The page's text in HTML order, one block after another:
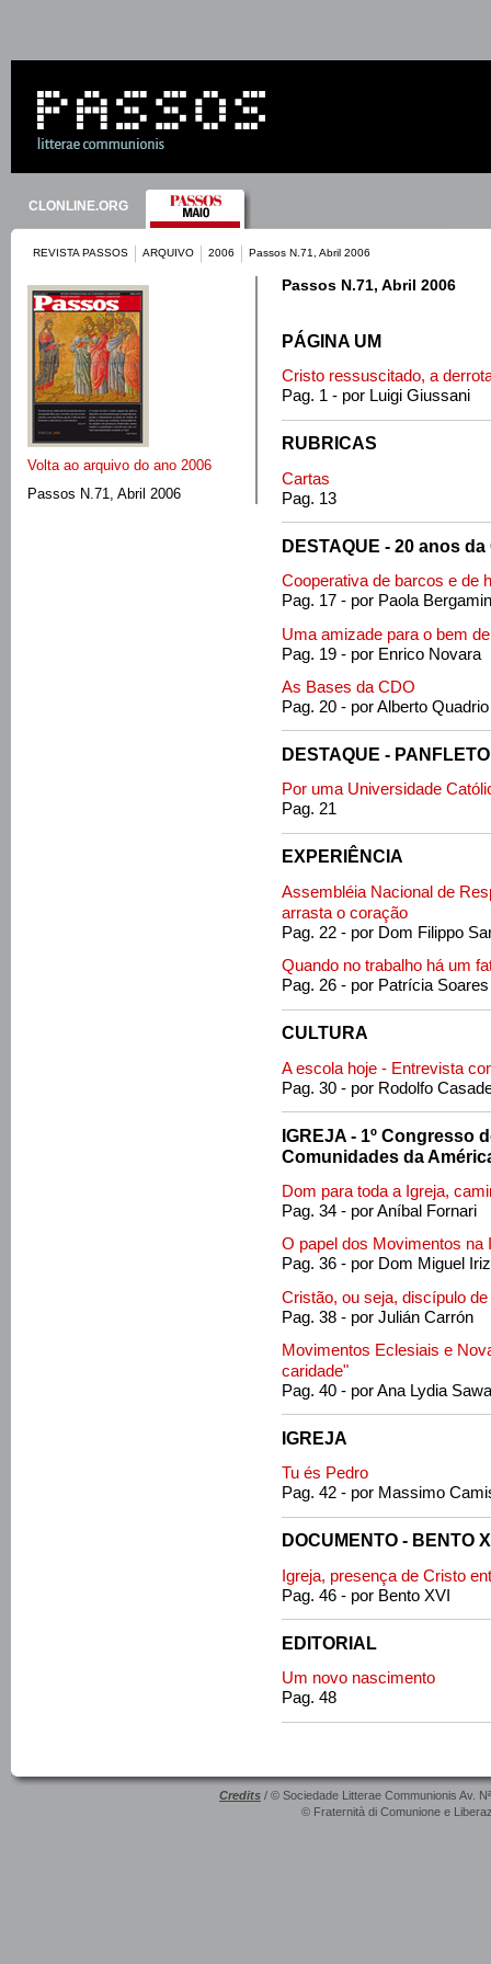
CLONLINE.ORG
REVISTA PASSOS ARQUIVO 2006 Passos N.71, Abril 2006
Volta ao arquivo do ano 2006
Passos N.71, Abril 2006
Passos N.71, Abril 2006
PÁGINA UM
Cristo ressuscitado, a
Pag. 1 - por Luigi Giussani
RUBRICAS
Cartas
Pag. 13
DESTAQUE - 20 anos da
Cooperativa de barcos e de
Pag. 17 - por Paola
Uma amizade para o bem
Pag. 19 - por Enrico Novara
As Bases da CDO
Pag. 20 - por Alberto
DESTAQUE - PANFLETO
Por uma Universidade
Pag. 21
EXPERIÊNCIA
Assembléia Nacional de
arrasta o coração
Pag. 22 - por Dom Filippo
Quando no trabalho há um
Pag. 26 - por Patrícia
CULTURA
A escola hoje - Entrevista
Pag. 30 - por Rodolfo
IGREJA - 1º Congresso
Comunidades da
Dom para toda a Igreja,
Pag. 34 - por Aníbal Fornari
O papel dos Movimentos na
Pag. 36 - por Dom Miguel
Cristão, ou seja, discípulo
Pag. 38 - por Julián Carrón
Movimentos Eclesiais e
caridade"
Pag. 40 - por Ana Lydia
IGREJA
Tu és Pedro
Pag. 42 - por Massimo
DOCUMENTO - BENTO
Igreja, presença de Cristo
Pag. 46 - por Bento XVI
EDITORIAL
Um novo nascimento
Pag. 48
Credits / © Sociedade Litterae Communionis Av.
© Fraternità di Comunione e